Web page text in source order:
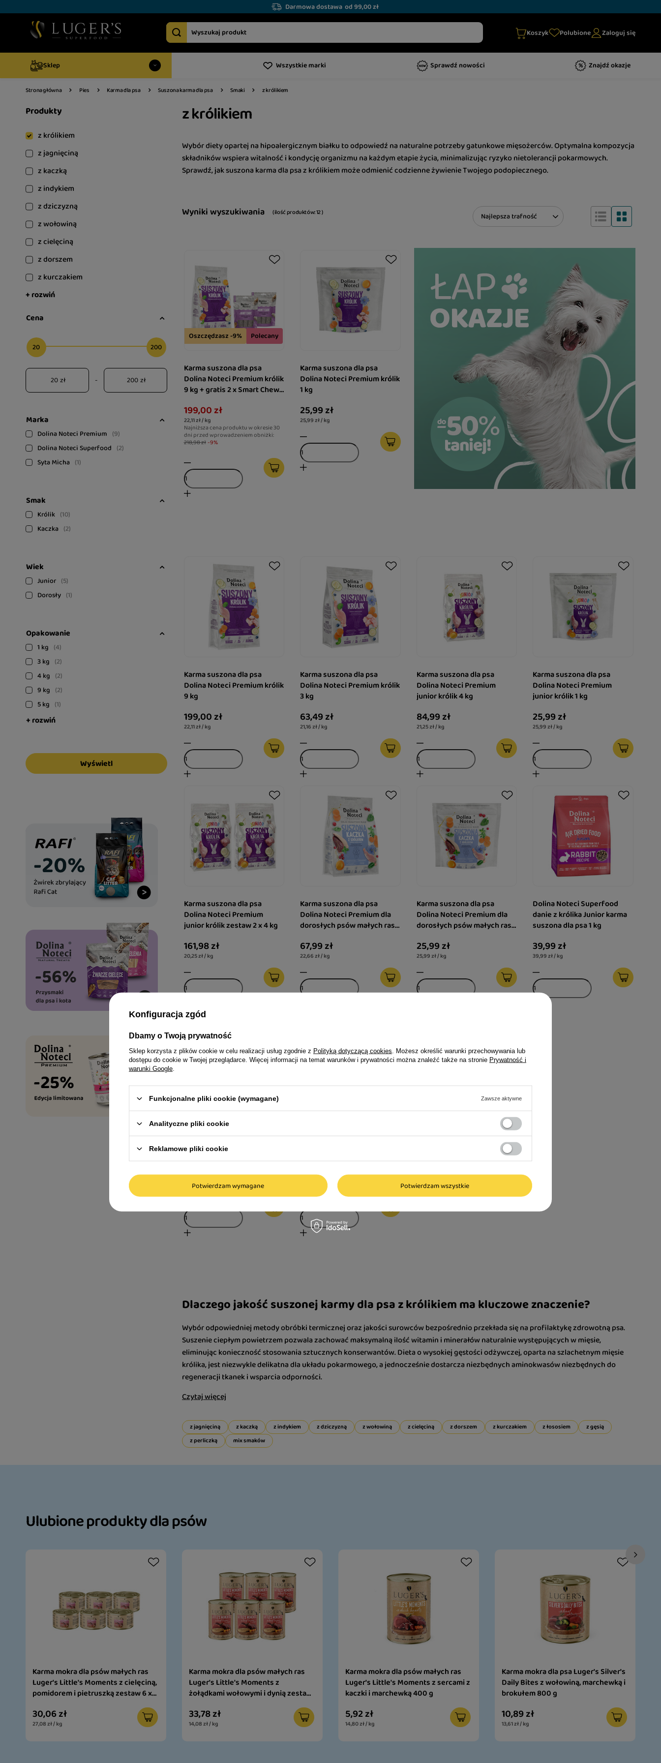
Darmowa dostawa od 99,00 zł
Koszyk Polubione Zaloguj się
Sklep Wszystkie marki Sprawdź nowości Znajdź okazje
Strona główna Pies Karma dla psa Suszona karma dla psa Smaki z królikiem
Produkty
z królikiem
z jagnięciną
z kaczką
z indykiem
z dziczyzną
z wołowiną
z cielęciną
z dorszem
z kurczakiem
+ rozwiń
Cena
zł - zł
20 200
Marka
Dolina Noteci Premium
9
Dolina Noteci Superfood
2
Syta Micha
1
Smak
Królik
10
Kaczka
2
Wiek
Junior
5
Dorosły
1
Opakowanie
1 kg
4
3 kg
2
4 kg
2
9 kg
2
5 kg
1
+ rozwiń
Wyświetl
z królikiem
Wybór diety opartej na hipoalergicznym białku to odpowiedź na naturalne potrzeby gatunkowe mięsożerców. Optymalna kompozycja
składników wspiera witalność i kondycję organizmu na każdym etapie życia, minimalizując ryzyko nietolerancji pokarmowych.
Sprawdź, jak suszona karma dla psa z królikiem może odmienić codzienne żywienie Twojego podopiecznego.
Wyniki wyszukiwania ( ilość produktów:12) Zmień sortowanie
Najlepsza trafność
Oszczędzasz -9% Polecany
Karma suszona dla psa
Dolina Noteci Premium królik
9 kg + gratis 2 x Smart Chews
stawy
199,00 zł
22,11 zł / kg
Najniższa cena produktu w okresie 30
dni przed wprowadzeniem obniżki:
218,98 zł -9%
Karma suszona dla psa
Dolina Noteci Premium królik
1 kg
25,99 zł
25,99 zł / kg
Karma suszona dla psa
Dolina Noteci Premium królik
9 kg
199,00 zł
22,11 zł / kg
Karma suszona dla psa
Dolina Noteci Premium królik
3 kg
63,49 zł
21,16 zł / kg
Karma suszona dla psa
Dolina Noteci Premium
junior królik 4 kg
84,99 zł
21,25 zł / kg
Karma suszona dla psa
Dolina Noteci Premium
junior królik 1 kg
25,99 zł
25,99 zł / kg
Karma suszona dla psa
Dolina Noteci Premium
junior królik zestaw 2 x 4 kg
161,98 zł
20,25 zł / kg
Karma suszona dla psa
Dolina Noteci Premium dla
dorosłych psów małych ras
67,99 zł
22,66 zł / kg
Karma suszona dla psa
Dolina Noteci Premium dla
dorosłych psów małych ras
25,99 zł
25,99 zł / kg
Dolina Noteci Superfood
danie z królika Junior karma
suszona dla psa 1 kg
39,99 zł
39,99 zł / kg
danie z królika Junior karma
suszona dla psa 5 kg
149,00 zł
29,80 zł / kg
99,99 zł
142,84 zł / kg
Dlaczego jakość suszonej karmy dla psa z królikiem ma kluczowe znaczenie?
Wybór odpowiedniej metody obróbki termicznej oraz jakości surowców bezpośrednio przekłada się na profilaktykę zdrowotną psa.
Suszenie ciepłym powietrzem pozwala zachować maksymalną ilość witamin i minerałów naturalnie występujących w mięsie,
eliminując konieczność stosowania sztucznych konserwantów. Dieta o wysokiej gęstości odżywczej, oparta na szlachetnym mięsie
królika, jest niezwykle delikatna dla układu pokarmowego, a jednocześnie dostarcza niezbędnych aminokwasów niezbędnych do
regeneracji tkanek i wsparcia odporności.
Czytaj więcej
z jagnięciną z kaczką z indykiem z dziczyzną z wołowiną z cielęciną z dorszem z kurczakiem z łososiem
z gęsią
z perliczką
mix smaków
Ulubione produkty dla psów
Karma mokra dla psów małych ras
Luger's Little's Moments z cielęciną,
pomidorem i pietruszką zestaw 6 x
30,06 zł
27,08 zł / kg
Karma mokra dla psów małych ras
Luger's Little's Moments z
żołądkami wołowymi i dynią zestaw
33,78 zł
14,08 zł / kg
Karma mokra dla psów małych ras
Luger's Little's Moments z sercami z
kaczki i marchewką 400 g
5,92 zł
14,80 zł / kg
Karma mokra dla psa Luger's Silver's
Daily Bites z wołowiną, marchewką i
brokułem 800 g
10,89 zł
13,61 zł / kg
Konfiguracja zgód
Dbamy o Twoją prywatność
Sklep korzysta z plików cookie w celu realizacji usług zgodnie z Polityką dotyczącą cookies . Możesz określić warunki przechowywania lub
dostępu do cookie w Twojej przeglądarce. Więcej informacji na temat warunków i prywatności można znaleźć także na stronie Prywatność i
warunki Google
Funkcjonalne pliki cookie (wymagane) Zawsze aktywne
Analityczne pliki cookie
Reklamowe pliki cookie
Potwierdzam wymagane Potwierdzam wszystkie